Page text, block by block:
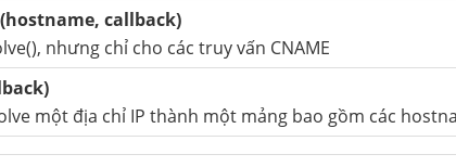
callback)
nhưng chỉ cho các truy vấn CNAME
một địa chỉ IP thành một mảng bao gồm các